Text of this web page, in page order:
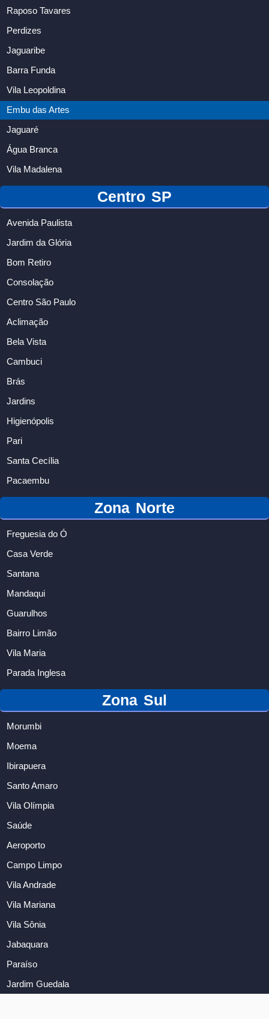
Raposo Tavares
Perdizes
Jaguaribe
Barra Funda
Vila Leopoldina
Embu das Artes
Jaguaré
Água Branca
Vila Madalena
Centro SP
Avenida Paulista
Jardim da Glória
Bom Retiro
Consolação
Centro São Paulo
Aclimação
Bela Vista
Cambuci
Brás
Jardins
Higienópolis
Pari
Santa Cecília
Pacaembu
Zona Norte
Freguesia do Ó
Casa Verde
Santana
Mandaqui
Guarulhos
Bairro Limão
Vila Maria
Parada Inglesa
Zona Sul
Morumbi
Moema
Ibirapuera
Santo Amaro
Vila Olímpia
Saúde
Aeroporto
Campo Limpo
Vila Andrade
Vila Mariana
Vila Sônia
Jabaquara
Paraíso
Jardim Guedala